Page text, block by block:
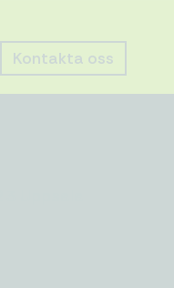
Kontakta oss